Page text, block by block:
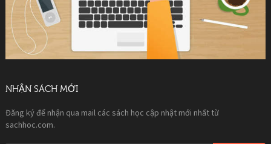
NHẬN SÁCH MỚI
Đăng ký để nhận qua mail các sách học cập nhật mới nhất từ
sachhoc.com.